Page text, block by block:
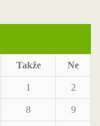
Takže Ne
1 2
8 9